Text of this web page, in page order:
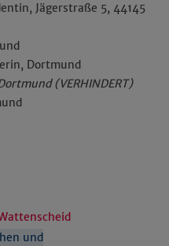
Jägerstraße 5, 44145
Dortmund
(VERHINDERT)
und